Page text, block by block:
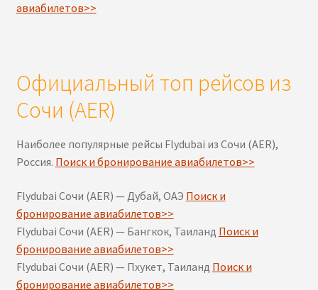
авиабилетов>>
Официальный топ рейсов из
Сочи (AER)
Наиболее популярные рейсы Flydubai из Сочи (AER),
Россия. Поиск и бронирование авиабилетов>>
Flydubai Сочи (AER) — Дубай, ОАЭ Поиск и
бронирование авиабилетов>>
Flydubai Сочи (AER) — Бангкок, Таиланд Поиск и
бронирование авиабилетов>>
Flydubai Сочи (AER) — Пхукет, Таиланд Поиск и
бронирование авиабилетов>>